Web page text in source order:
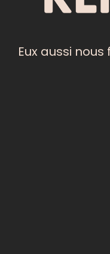
Eux aussi